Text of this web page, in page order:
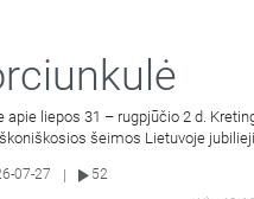
apie liepos 31 – rugpjūčio 2 d.
šeimos Lietuvoje
07-27 52